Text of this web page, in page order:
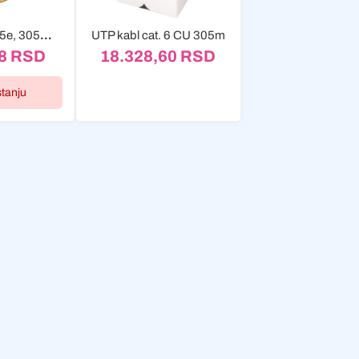
Kabl UTP, cat. 5e, 305m, CCA
RSD
UTP kabl cat. 6 CU 305m
18.328,60 RSD